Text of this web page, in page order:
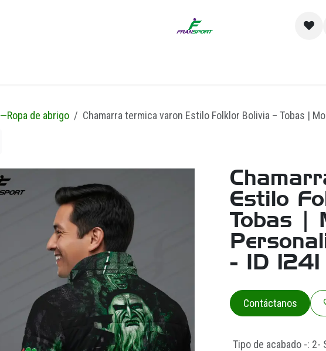
—Ropa de abrigo Chamarra termica varon Estilo Folklor Bolivia – Tobas |
Estilo
Tobas |
- ID 1241
Contáctanos
Tipo de acabado -: 2-